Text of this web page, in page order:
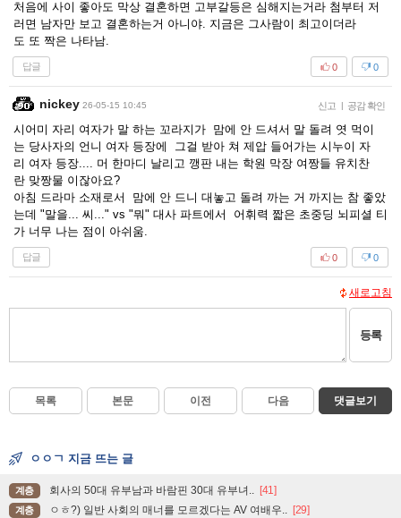
처음에 사이 좋아도 막상 결혼하면 고부갈등은 심해지는거라 첨부터 저
러면 남자만 보고 결혼하는거 아니야. 지금은 그사람이 최고이더라
도 또 짝은 나타남.
답글 0
0
nickey 26-05-15 10:45 신고 | 공감 확인
시어미 자리 여자가 말 하는 꼬라지가 맘에 안 드셔서 말 돌려 엿 먹이
는 당사자의 언니 여자 등장에 그걸 받아 쳐 제압 들어가는 시누이 자
리 여자 등장.... 머 한마디 날리고 깽판 내는 학원 막장 여짱들 유치찬
란 맞짱물 이잖아요?
아침 드라마 소재로서 맘에 안 드니 대놓고 돌려 까는 거 까지는 참 좋았
는데 "말을... 씨..." vs "뭐" 대사 파트에서 어휘력 짧은 초중딩 뇌피셜 티
가 너무 나는 점이 아쉬움.
답글 0
0
새로고침
등록
목록 본문 이전 다음 댓글보기
ㅇㅇㄱ 지금 뜨는 글
계층 회사의 50대 유부남과 바람핀 30대 유부녀.. [41]
계층 ㅇㅎ?) 일반 사회의 매너를 모르겠다는 AV 여배우.. [29]